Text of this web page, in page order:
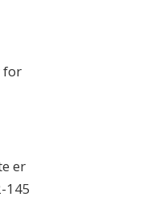
for
er
145